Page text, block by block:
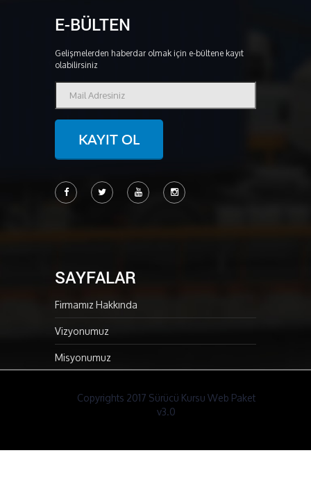
E-BÜLTEN
Gelişmelerden haberdar olmak için e-bültene kayıt
olabilirsiniz
KAYIT OL
SAYFALAR
Firmamız Hakkında
Vizyonumuz
Misyonumuz
Copyrights 2017 Sürücü Kursu Web Paket
v3.0